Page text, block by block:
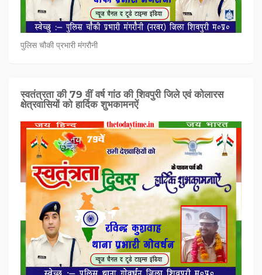
पुलिस चौकी प्रभारी मंगरौनी
स्वतंत्रता की 79 वीं वर्ष गांठ की शिवपुरी जिले एवं कोलारस
क्षेत्रवासियों को हार्दिक शुभकामनऐं